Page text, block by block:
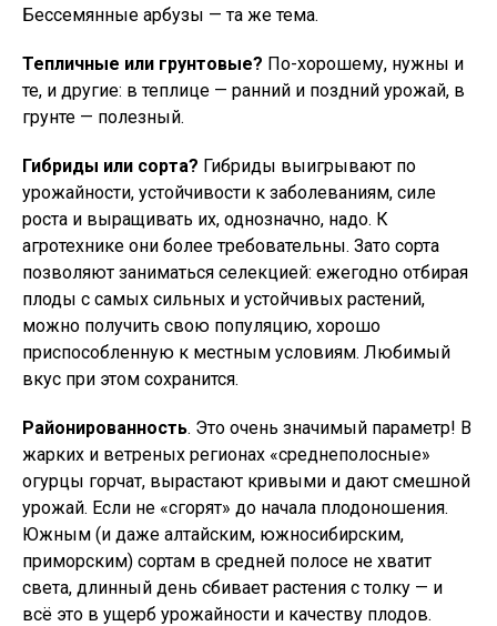
Бессемянные арбузы — та же тема.
Тепличные или грунтовые? По-хорошему, нужны и
те, и другие: в теплице — ранний и поздний урожай, в
грунте — полезный.
Гибриды или сорта? Гибриды выигрывают по
урожайности, устойчивости к заболеваниям, силе
роста и выращивать их, однозначно, надо. К
агротехнике они более требовательны. Зато сорта
позволяют заниматься селекцией: ежегодно отбирая
плоды с самых сильных и устойчивых растений,
можно получить свою популяцию, хорошо
приспособленную к местным условиям. Любимый
вкус при этом сохранится.
Районированность. Это очень значимый параметр! В
жарких и ветреных регионах «среднеполосные»
огурцы горчат, вырастают кривыми и дают смешной
урожай. Если не «сгорят» до начала плодоношения.
Южным (и даже алтайским, южносибирским,
приморским) сортам в средней полосе не хватит
света, длинный день сбивает растения с толку — и
всё это в ущерб урожайности и качеству плодов.